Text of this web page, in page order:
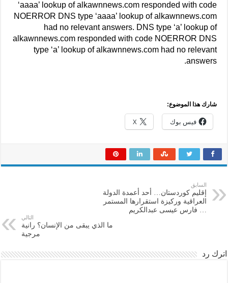
‘aaaa’ lookup of alkawnnews.com responded with code
NOERROR DNS type ‘aaaa’ lookup of alkawnnews.com
had no relevant answers. DNS type ‘a’ lookup of
alkawnnews.com responded with code NOERROR DNS
type ‘a’ lookup of alkawnnews.com had no relevant
answers.
شارك هذا الموضوع:
فيس بوك X
السابق
إقليم كوردستان… أحد أعمدة الدولة
العراقية وركيزة استقرارها المستمر
… فارس عيسى عبدالكريم
التالي
ما الذي يبقى من الإنسان؟ رانية
مرجية
اترك رد